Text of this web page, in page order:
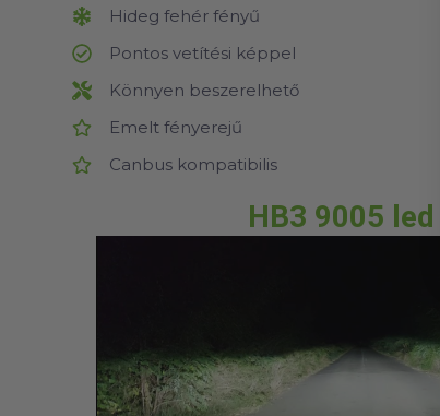
Hideg fehér fényű
Pontos vetítési képpel
Könnyen beszerelhető
Emelt fényerejű
Canbus kompatibilis
HB3 9005 led